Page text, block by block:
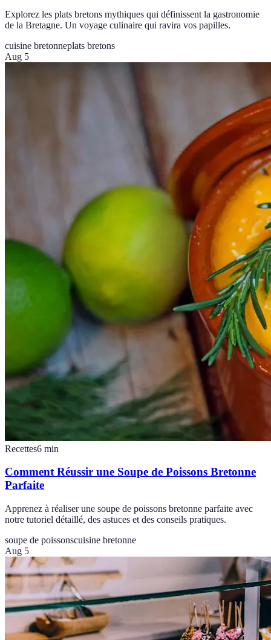
Explorez les plats bretons mythiques qui définissent la gastronomie
de la Bretagne. Un voyage culinaire qui ravira vos papilles.
cuisine bretonneplats bretons
Aug 5
Recettes6 min
Comment Réussir une Soupe de Poissons Bretonne
Parfaite
Apprenez à réaliser une soupe de poissons bretonne parfaite avec
notre tutoriel détaillé, des astuces et des conseils pratiques.
soupe de poissonscuisine bretonne
Aug 5